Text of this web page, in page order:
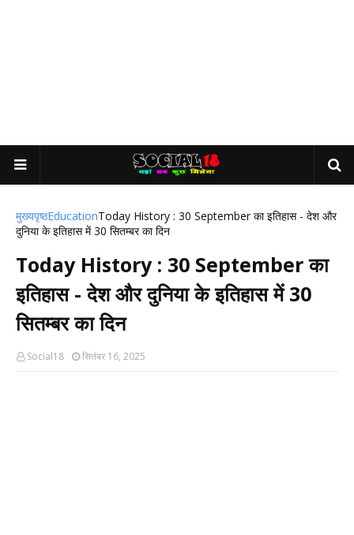
मुख्यपृष्ठEducationToday History : 30 September का इतिहास - देश और
दुनिया के इतिहास में 30 सितम्बर का दिन
Today History : 30 September का
इतिहास - देश और दुनिया के इतिहास में 30
सितम्बर का दिन
Social18 सितंबर 16, 2025